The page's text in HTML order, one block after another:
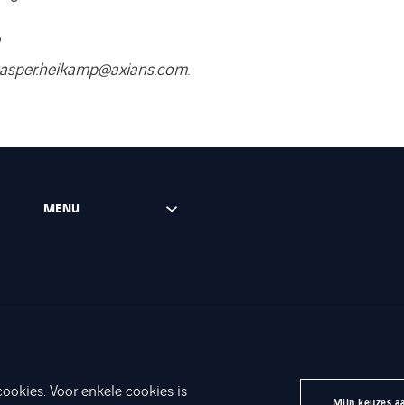
.
MENU
gegevens Toegankelijkheid
Voor enkele cookies is